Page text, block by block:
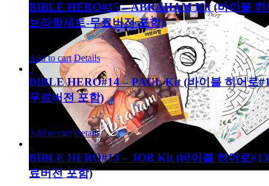
BIBLE HERO#15 – ABRAHAM Kit (바이블 히
브라함세트-무료버전 포함)
₩
Add to cart Details
BIBLE HERO#14 – PAUL Kit (바이블 히어로
무료버전 포함)
Add to cart Details
BIBLE HERO#13 – JOB Kit (바이블 히어로
료버전 포함)